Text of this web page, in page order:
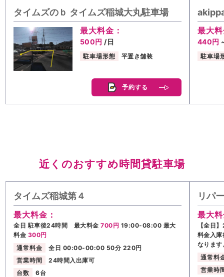
タイムズのｂ タイムズ稲城大丸駐車場
最大料金：
500円 /日
駐車場形態 平置き舗装
予約する
最大
440円
駐車場
近くのおすすめ時間貸駐車場
タイムズ稲城第４
最大料金：
全日 駐車後24時間 最大料金700円 19:00-08:00 最大
料金 300円
通常料金
全日 00:00-00:00 50分 220円
営業時間
24時間入出庫可
台数
6台
リパ
最大
【全日
料金入
なります
通常料
営業時